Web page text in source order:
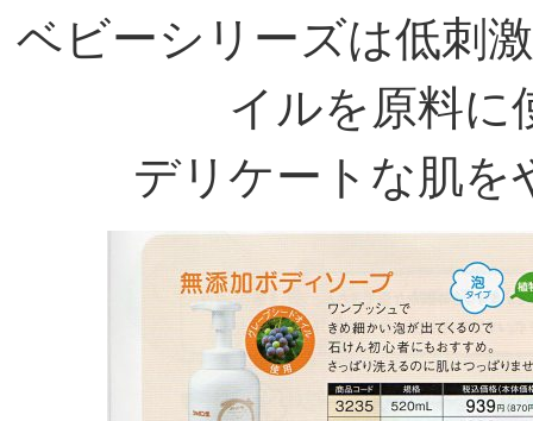
ベビーシリーズは低刺
イルを原料に
デリケートな肌を